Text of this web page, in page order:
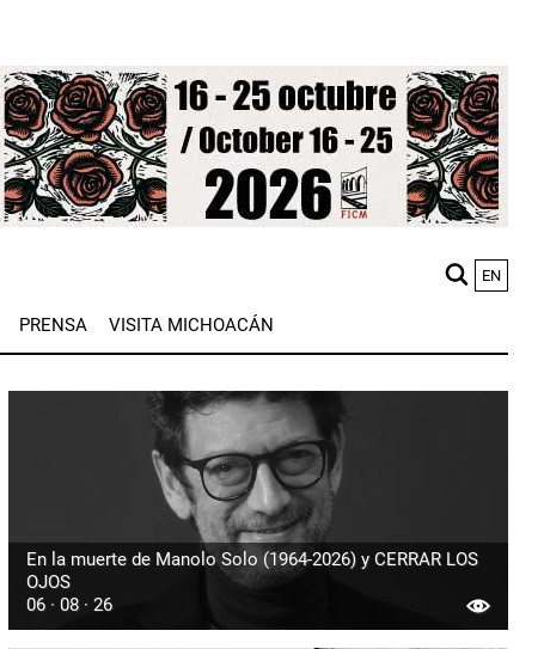
EN
PRENSA VISITA MICHOACÁN
En la muerte de Manolo Solo (1964-2026) y CERRAR LOS
OJOS
06 · 08 · 26